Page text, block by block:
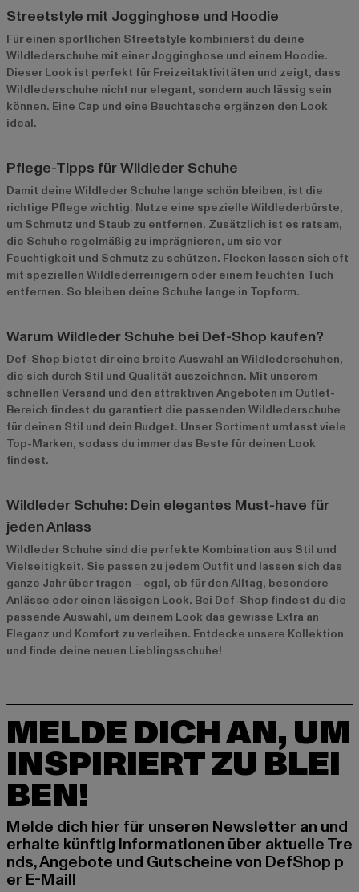
Streetstyle mit Jogginghose und Hoodie
Für einen sportlichen Streetstyle kombinierst du deine
Wildlederschuhe mit einer Jogginghose und einem Hoodie.
Dieser Look ist perfekt für Freizeitaktivitäten und zeigt, dass
Wildlederschuhe nicht nur elegant, sondern auch lässig sein
können. Eine Cap und eine Bauchtasche ergänzen den Look
ideal.
Pflege-Tipps für Wildleder Schuhe
Damit deine Wildleder Schuhe lange schön bleiben, ist die
richtige Pflege wichtig. Nutze eine spezielle Wildlederbürste,
um Schmutz und Staub zu entfernen. Zusätzlich ist es ratsam,
die Schuhe regelmäßig zu imprägnieren, um sie vor
Feuchtigkeit und Schmutz zu schützen. Flecken lassen sich oft
mit speziellen Wildlederreinigern oder einem feuchten Tuch
entfernen. So bleiben deine Schuhe lange in Topform.
Warum Wildleder Schuhe bei Def-Shop kaufen?
Def-Shop bietet dir eine breite Auswahl an Wildlederschuhen,
die sich durch Stil und Qualität auszeichnen. Mit unserem
schnellen Versand und den attraktiven Angeboten im Outlet-
Bereich findest du garantiert die passenden Wildlederschuhe
für deinen Stil und dein Budget. Unser Sortiment umfasst viele
Top-Marken, sodass du immer das Beste für deinen Look
findest.
Wildleder Schuhe: Dein elegantes Must-have für
jeden Anlass
Wildleder Schuhe sind die perfekte Kombination aus Stil und
Vielseitigkeit. Sie passen zu jedem Outfit und lassen sich das
ganze Jahr über tragen – egal, ob für den Alltag, besondere
Anlässe oder einen lässigen Look. Bei Def-Shop findest du die
passende Auswahl, um deinem Look das gewisse Extra an
Eleganz und Komfort zu verleihen. Entdecke unsere Kollektion
und finde deine neuen Lieblingsschuhe!
MELDE DICH AN, UM
INSPIRIERT ZU BLEI
BEN!
Melde dich hier für unseren Newsletter an und
erhalte künftig Informationen über aktuelle Tre
nds, Angebote und Gutscheine von DefShop p
er E-Mail!